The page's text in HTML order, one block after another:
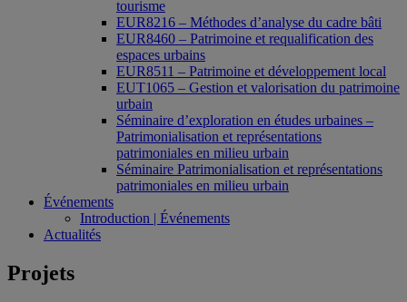
tourisme
EUR8216 – Méthodes d’analyse du cadre bâti
EUR8460 – Patrimoine et requalification des
espaces urbains
EUR8511 – Patrimoine et développement local
EUT1065 – Gestion et valorisation du patrimoine
urbain
Séminaire d’exploration en études urbaines –
Patrimonialisation et représentations
patrimoniales en milieu urbain
Séminaire Patrimonialisation et représentations
patrimoniales en milieu urbain
Événements
Introduction | Événements
Actualités
Projets